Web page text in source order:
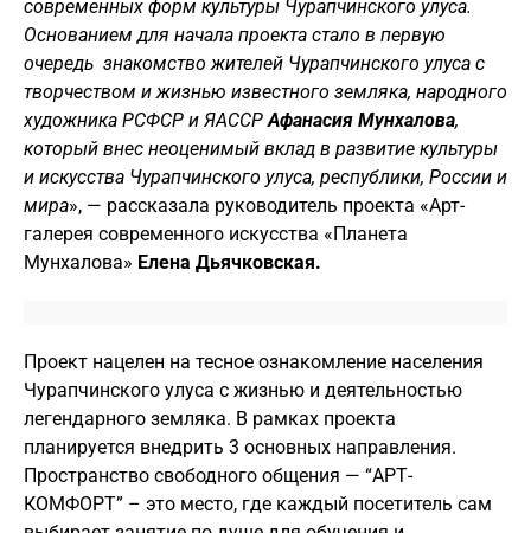
современных форм культуры Чурапчинского улуса.
Основанием для начала проекта стало в первую
очередь знакомство жителей Чурапчинского улуса с
творчеством и жизнью известного земляка, народного
художника РСФСР и ЯАССРАфанасия Мунхалова,
который внес неоценимый вклад в развитие культуры
и искусства Чурапчинского улуса, республики, России и
мира», — рассказала руководитель проекта «Арт-
галерея современного искусства «Планета
Мунхалова» Елена Дьячковская.
Проект нацелен на тесное ознакомление населения
Чурапчинского улуса с жизнью и деятельностью
легендарного земляка. В рамках проекта
планируется внедрить 3 основных направления.
Пространство свободного общения — “АРТ-
КОМФОРТ” – это место, где каждый посетитель сам